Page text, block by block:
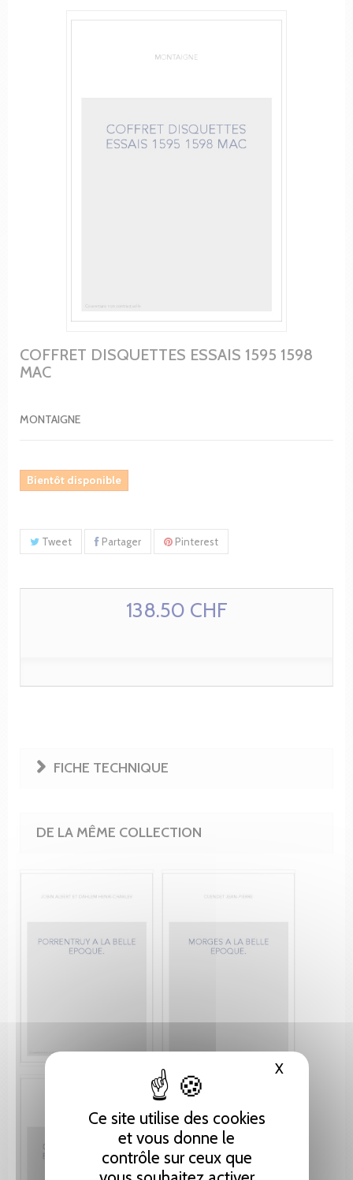
Ce site utilise des cookies
et vous donne le
contrôle sur ceux que
XMasquer
COFFRET DISQUETTES ESSAIS 1595 1598
MAC
MONTAIGNE
Bientôt disponible
Tweet Partager Pinterest
138.50 CHF
FICHE TECHNIQUE
DE LA MÊME COLLECTION